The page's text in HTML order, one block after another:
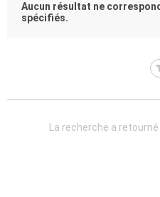
Aucun résultat ne
spécifiés.
La recherche a